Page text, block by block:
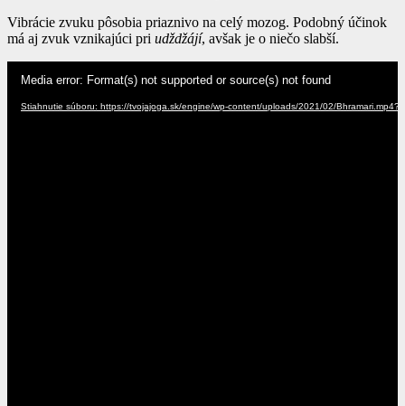
Vibrácie zvuku pôsobia priaznivo na celý mozog. Podobný účinok
má aj zvuk vznikajúci pri udždžájí, avšak je o niečo slabší.
prehrávač
Media error: Format(s) not supported or source(s) not found
Stiahnutie súboru: https://tvojajoga.sk/engine/wp-content/uploads/2021/02/